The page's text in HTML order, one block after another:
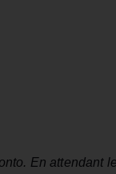
En attendant